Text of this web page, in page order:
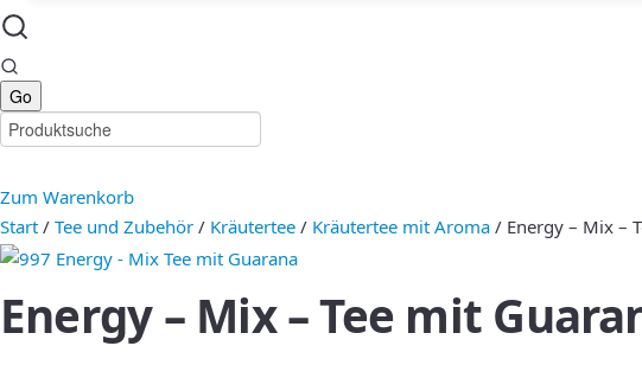
Zum Warenkorb
Start / Tee und Zubehör / Kräutertee / Kräutertee mit Aroma / Energy – Mix –
Energy – Mix – Tee mit